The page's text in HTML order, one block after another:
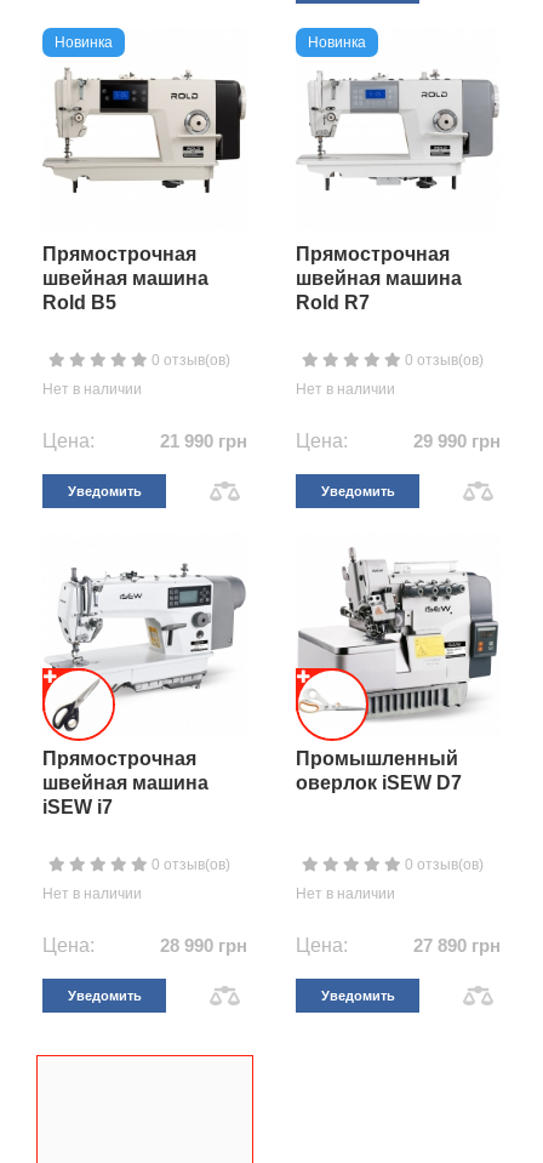
Новинка
Прямострочная
швейная машина
Rold B5
0 отзыв(ов)
Нет в наличии
Цена: 21 990 грн
Уведомить
Новинка
Прямострочная
швейная машина
Rold R7
0 отзыв(ов)
Нет в наличии
Цена: 29 990 грн
Уведомить
Прямострочная
швейная машина
iSEW i7
0 отзыв(ов)
Нет в наличии
Цена: 28 990 грн
Уведомить
Промышленный
оверлок iSEW D7
0 отзыв(ов)
Нет в наличии
Цена: 27 890 грн
Уведомить